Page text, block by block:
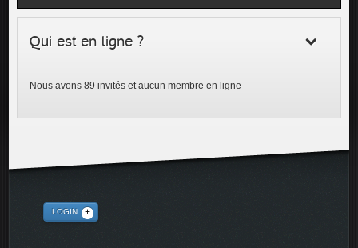
Qui est en ligne ?
Nous avons 89 invités et aucun membre en ligne
LOGIN